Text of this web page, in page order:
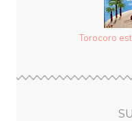
Torocoro